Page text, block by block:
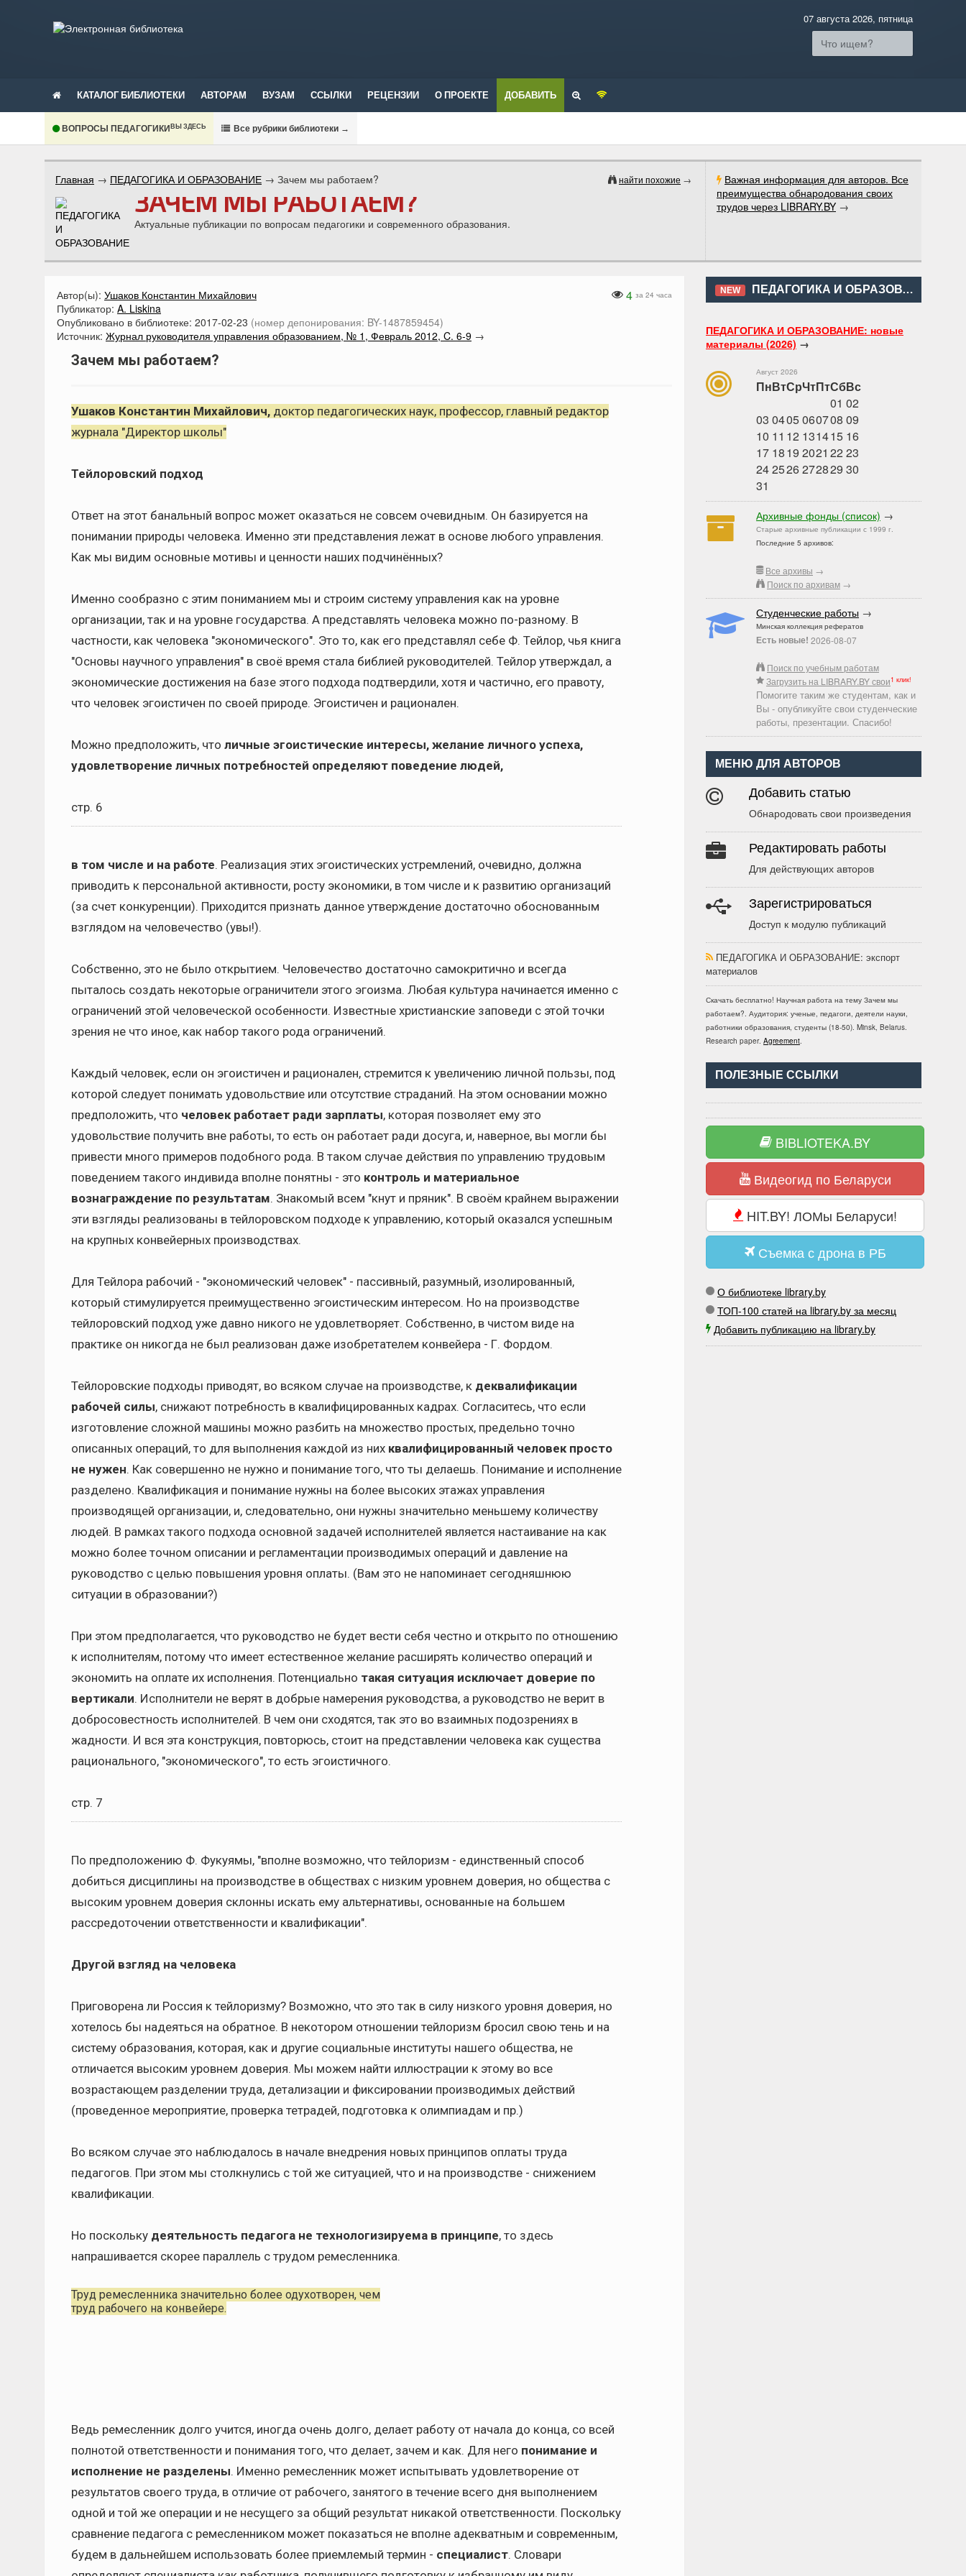
07 августа 2026, пятница
КАТАЛОГ БИБЛИОТЕКИ АВТОРАМ ВУЗАМ ССЫЛКИ РЕЦЕНЗИИ О ПРОЕКТЕ ДОБАВИТЬ
ВОПРОСЫ ПЕДАГОГИКИВЫ ЗДЕСЬ Все рубрики библиотеки →
Важная информация для авторов. Все
преимущества обнародования своих
трудов через LIBRARY.BY →
найти похожие →
Главная → ПЕДАГОГИКА И ОБРАЗОВАНИЕ → Зачем мы работаем?
ЗАЧЕМ МЫ РАБОТАЕМ?
Актуальные публикации по вопросам педагогики и современного образования.
NEW ПЕДАГОГИКА И ОБРАЗОВАНИЕ
ПЕДАГОГИКА И ОБРАЗОВАНИЕ: новые
материалы (2026) →
Август 2026
ПнВтСрЧтПтСбВс
01 02
03 0405060708 09
10 11 12 131415 16
17 1819 2021 22 23
242526272829 30
31
Архивные фонды (список) →
Старые архивные публикации с 1999 г.
Последние 5 архивов:
Все архивы →
Поиск по архивам →
Студенческие работы →
Минская коллекция рефератов
Есть новые! 2026-08-07
Поиск по учебным работам
Загрузить на LIBRARY.BY свои1 клик!
Помогите таким же студентам, как и
Вы - опубликуйте свои студенческие
работы, презентации. Спасибо!
МЕНЮ ДЛЯ АВТОРОВ
Добавить статью
Обнародовать свои произведения
Редактировать работы
Для действующих авторов
Зарегистрироваться
Доступ к модулю публикаций
ПЕДАГОГИКА И ОБРАЗОВАНИЕ: экспорт
материалов
Скачать бесплатно! Научная работа на тему Зачем мы
работаем?. Аудитория: ученые, педагоги, деятели науки,
работники образования, студенты (18-50). Minsk, Belarus.
Research paper. Agreement.
ПОЛЕЗНЫЕ ССЫЛКИ
BIBLIOTEKA.BY
Видеогид по Беларуси
HIT.BY! ЛОМы Беларуси!
Съемка с дрона в РБ
О библиотеке library.by
ТОП-100 статей на library.by за месяц
Добавить публикацию на library.by
4 за 24 часа
Автор(ы): Ушаков Константин Михайлович
Публикатор: A. Liskina
Опубликовано в библиотеке: 2017-02-23 (номер депонирования: BY-1487859454)
Источник: Журнал руководителя управления образованием, № 1, Февраль 2012, C. 6-9 →
Зачем мы работаем?
Ушаков Константин Михайлович, доктор педагогических наук, профессор, главный редактор
журнала "Директор школы"
Тейлоровский подход
Ответ на этот банальный вопрос может оказаться не совсем очевидным. Он базируется на
понимании природы человека. Именно эти представления лежат в основе любого управления.
Как мы видим основные мотивы и ценности наших подчинённых?
Именно сообразно с этим пониманием мы и строим систему управления как на уровне
организации, так и на уровне государства. А представлять человека можно по-разному. В
частности, как человека "экономического". Это то, как его представлял себе Ф. Тейлор, чья книга
"Основы научного управления" в своё время стала библией руководителей. Тейлор утверждал, а
экономические достижения на базе этого подхода подтвердили, хотя и частично, его правоту,
что человек эгоистичен по своей природе. Эгоистичен и рационален.
Можно предположить, что личные эгоистические интересы, желание личного успеха,
удовлетворение личных потребностей определяют поведение людей,
стр. 6
в том числе и на работе. Реализация этих эгоистических устремлений, очевидно, должна
приводить к персональной активности, росту экономики, в том числе и к развитию организаций
(за счет конкуренции). Приходится признать данное утверждение достаточно обоснованным
взглядом на человечество (увы!).
Собственно, это не было открытием. Человечество достаточно самокритично и всегда
пыталось создать некоторые ограничители этого эгоизма. Любая культура начинается именно с
ограничений этой человеческой особенности. Известные христианские заповеди с этой точки
зрения не что иное, как набор такого рода ограничений.
Каждый человек, если он эгоистичен и рационален, стремится к увеличению личной пользы, под
которой следует понимать удовольствие или отсутствие страданий. На этом основании можно
предположить, что человек работает ради зарплаты, которая позволяет ему это
удовольствие получить вне работы, то есть он работает ради досуга, и, наверное, вы могли бы
привести много примеров подобного рода. В таком случае действия по управлению трудовым
поведением такого индивида вполне понятны - это контроль и материальное
вознаграждение по результатам. Знакомый всем "кнут и пряник". В своём крайнем выражении
эти взгляды реализованы в тейлоровском подходе к управлению, который оказался успешным
на крупных конвейерных производствах.
Для Тейлора рабочий - "экономический человек" - пассивный, разумный, изолированный,
который стимулируется преимущественно эгоистическим интересом. Но на производстве
тейлоровский подход уже давно никого не удовлетворяет. Собственно, в чистом виде на
практике он никогда не был реализован даже изобретателем конвейера - Г. Фордом.
Тейлоровские подходы приводят, во всяком случае на производстве, к деквалификации
рабочей силы, снижают потребность в квалифицированных кадрах. Согласитесь, что если
изготовление сложной машины можно разбить на множество простых, предельно точно
описанных операций, то для выполнения каждой из них квалифицированный человек просто
не нужен. Как совершенно не нужно и понимание того, что ты делаешь. Понимание и исполнение
разделено. Квалификация и понимание нужны на более высоких этажах управления
производящей организации, и, следовательно, они нужны значительно меньшему количеству
людей. В рамках такого подхода основной задачей исполнителей является настаивание на как
можно более точном описании и регламентации производимых операций и давление на
руководство с целью повышения уровня оплаты. (Вам это не напоминает сегодняшнюю
ситуации в образовании?)
При этом предполагается, что руководство не будет вести себя честно и открыто по отношению
к исполнителям, потому что имеет естественное желание расширять количество операций и
экономить на оплате их исполнения. Потенциально такая ситуация исключает доверие по
вертикали. Исполнители не верят в добрые намерения руководства, а руководство не верит в
добросовестность исполнителей. В чем они сходятся, так это во взаимных подозрениях в
жадности. И вся эта конструкция, повторюсь, стоит на представлении человека как существа
рационального, "экономического", то есть эгоистичного.
стр. 7
По предположению Ф. Фукуямы, "вполне возможно, что тейлоризм - единственный способ
добиться дисциплины на производстве в обществах с низким уровнем доверия, но общества с
высоким уровнем доверия склонны искать ему альтернативы, основанные на большем
рассредоточении ответственности и квалификации".
Другой взгляд на человека
Приговорена ли Россия к тейлоризму? Возможно, что это так в силу низкого уровня доверия, но
хотелось бы надеяться на обратное. В некотором отношении тейлоризм бросил свою тень и на
систему образования, которая, как и другие социальные институты нашего общества, не
отличается высоким уровнем доверия. Мы можем найти иллюстрации к этому во все
возрастающем разделении труда, детализации и фиксировании производимых действий
(проведенное мероприятие, проверка тетрадей, подготовка к олимпиадам и пр.)
Во всяком случае это наблюдалось в начале внедрения новых принципов оплаты труда
педагогов. При этом мы столкнулись с той же ситуацией, что и на производстве - снижением
квалификации.
Но поскольку деятельность педагога не технологизируема в принципе, то здесь
напрашивается скорее параллель с трудом ремесленника.
Труд ремесленника значительно более одухотворен, чем
труд рабочего на конвейере.
Ведь ремесленник долго учится, иногда очень долго, делает работу от начала до конца, со всей
полнотой ответственности и понимания того, что делает, зачем и как. Для него понимание и
исполнение не разделены. Именно ремесленник может испытывать удовлетворение от
результатов своего труда, в отличие от рабочего, занятого в течение всего дня выполнением
одной и той же операции и не несущего за общий результат никакой ответственности. Поскольку
сравнение педагога с ремесленником может показаться не вполне адекватным и современным,
будем в дальнейшем использовать более приемлемый термин - специалист. Словари